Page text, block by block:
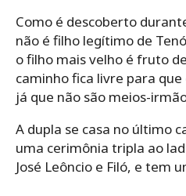
Como é descoberto
não é filho legítimo de
o filho mais velho é fruto
caminho fica livre para
já que não são meios-
A dupla se casa no último
uma cerimônia tripla ao
José Leôncio e Filó, e tem